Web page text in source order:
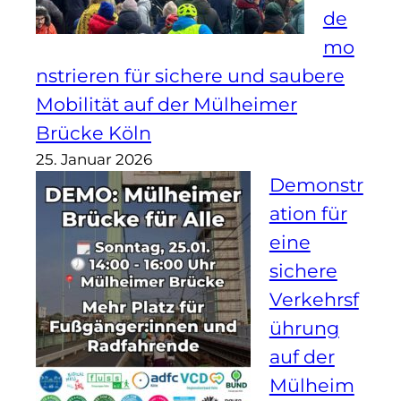
de
mo
nstrieren für sichere und saubere
Mobilität auf der Mülheimer
Brücke Köln
25. Januar 2026
Demonstr
ation für
eine
sichere
Verkehrsf
ührung
auf der
Mülheim